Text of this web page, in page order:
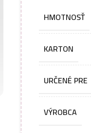
HMOTNOSŤ
KARTON
URČENÉ PRE
VÝROBCA